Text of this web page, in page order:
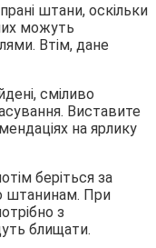
штани, оскільки
можуть
Втім, дане
сміливо
Виставите
на ярлику
беріться за
штанинам. При
з
блищати.